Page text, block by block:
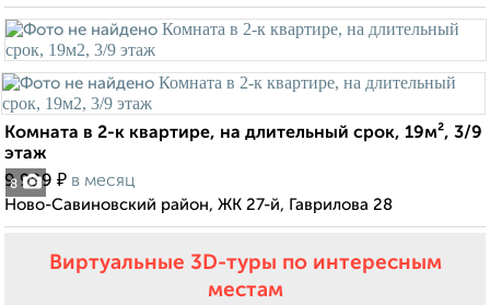
8
Комната в 2-к квартире, на длительный срок, 19м², 3/9
этаж
9 999 ₽ в месяц
Ново-Савиновский район, ЖК 27-й, Гаврилова 28
Виртуальные 3D-туры по интересным
местам